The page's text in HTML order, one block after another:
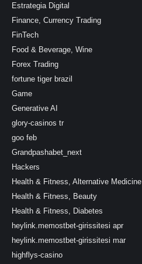
Estrategia Digital
Finance, Currency Trading
FinTech
Food & Beverage, Wine
Forex Trading
fortune tiger brazil
Game
Generative AI
glory-casinos tr
goo feb
Grandpashabet_next
Hackers
Health & Fitness, Alternative Medicine
Health & Fitness, Beauty
Health & Fitness, Diabetes
heylink.memostbet-girissitesi apr
heylink.memostbet-girissitesi mar
highflys-casino